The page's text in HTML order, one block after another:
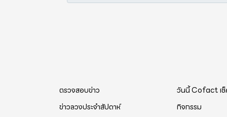
ตรวจสอบข่าว
วันนี้ Cofact เช็
ข่าวลวงประจำสัปดาห์
กิจกรรม